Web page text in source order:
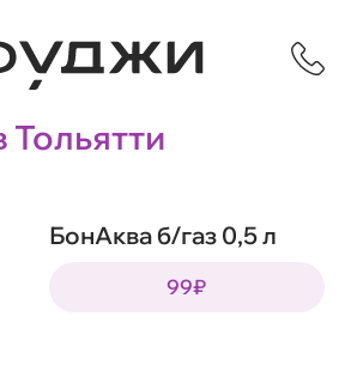
Тольятти
БонАква б/газ 0,5 л
99₽